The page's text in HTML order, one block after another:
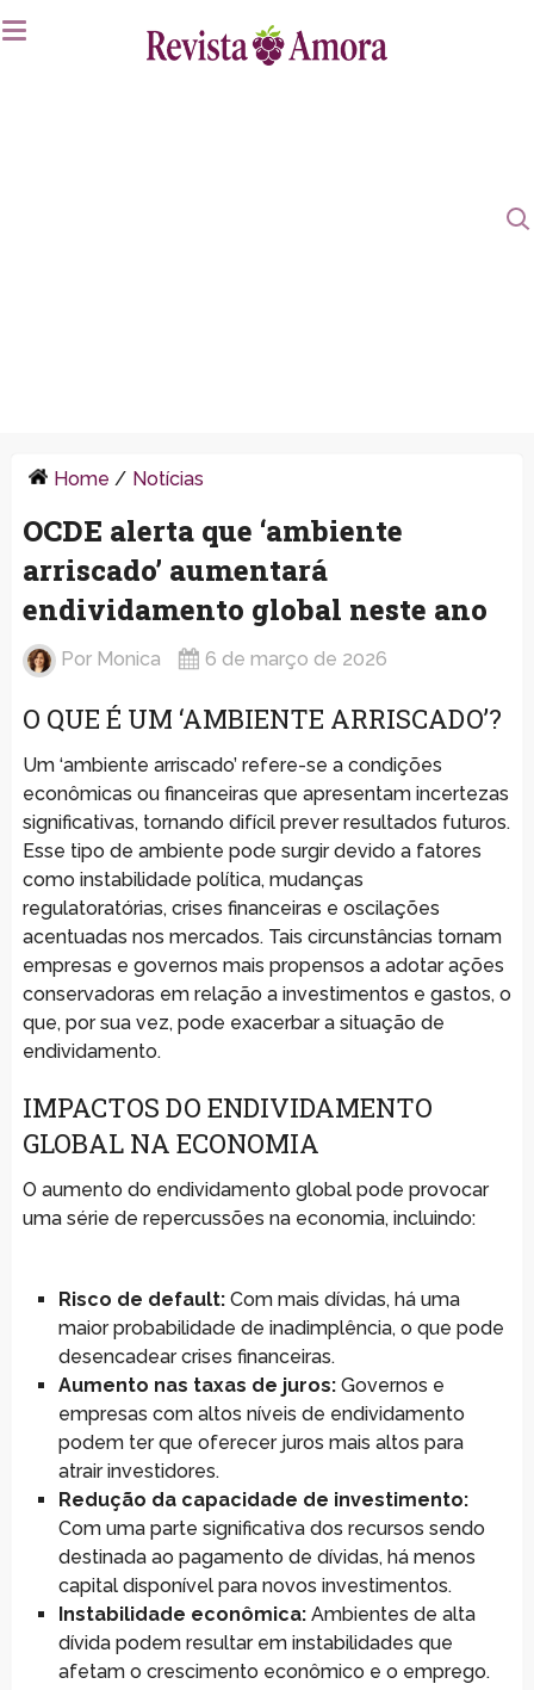
Home / Notícias
OCDE alerta que ‘ambiente
arriscado’ aumentará
endividamento global neste ano
Por Monica 6 de março de 2026
O QUE É UM ‘AMBIENTE ARRISCADO’?
Um ‘ambiente arriscado’ refere-se a condições
econômicas ou financeiras que apresentam incertezas
significativas, tornando difícil prever resultados futuros.
Esse tipo de ambiente pode surgir devido a fatores
como instabilidade política, mudanças
regulatoratórias, crises financeiras e oscilações
acentuadas nos mercados. Tais circunstâncias tornam
empresas e governos mais propensos a adotar ações
conservadoras em relação a investimentos e gastos, o
que, por sua vez, pode exacerbar a situação de
endividamento.
IMPACTOS DO ENDIVIDAMENTO
GLOBAL NA ECONOMIA
O aumento do endividamento global pode provocar
uma série de repercussões na economia, incluindo:
Risco de default:Com mais dívidas, há uma
maior probabilidade de inadimplência, o que pode
desencadear crises financeiras.
Aumento nas taxas de juros:Governos e
empresas com altos níveis de endividamento
podem ter que oferecer juros mais altos para
atrair investidores.
Redução da capacidade de investimento:
Com uma parte significativa dos recursos sendo
destinada ao pagamento de dívidas, há menos
capital disponível para novos investimentos.
Instabilidade econômica:Ambientes de alta
dívida podem resultar em instabilidades que
afetam o crescimento econômico e o emprego.